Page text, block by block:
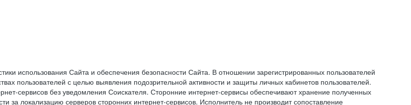
использования Сайта и обеспечения безопасности Сайта. В отношении зарегистрированных пользователей
пользователей с целью выявления подозрительной активности и защиты личных кабинетов пользователей.
сервисов без уведомления Соискателя. Сторонние интернет-сервисы обеспечивают хранение полученных
за локализацию серверов сторонних интернет-сервисов. Исполнитель не производит сопоставление